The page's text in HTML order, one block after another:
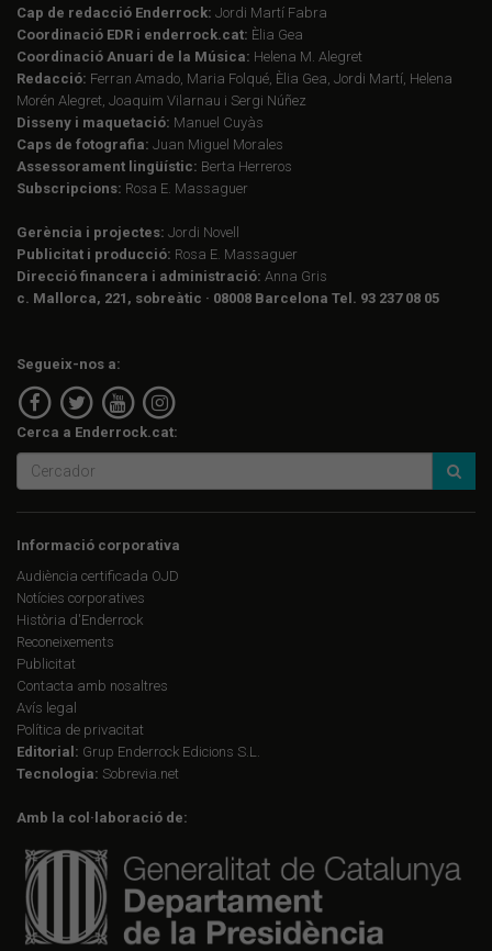
Cap de redacció Enderrock: Jordi Martí Fabra
Coordinació EDR i enderrock.cat: Èlia Gea
Coordinació Anuari de la Música: Helena M. Alegret
Redacció: Ferran Amado, Maria Folqué, Èlia Gea, Jordi Martí, Helena
Morén Alegret, Joaquim Vilarnau i Sergi Núñez
Disseny i maquetació: Manuel Cuyàs
Caps de fotografia: Juan Miguel Morales
Assessorament lingüístic: Berta Herreros
Subscripcions: Rosa E. Massaguer
Gerència i projectes: Jordi Novell
Publicitat i producció: Rosa E. Massaguer
Direcció financera i administració: Anna Gris
c. Mallorca, 221, sobreàtic · 08008 Barcelona Tel. 93 237 08 05
Segueix-nos a:
Cerca a Enderrock.cat:
Informació corporativa
Audiència certificada OJD
Notícies corporatives
Història d'Enderrock
Reconeixements
Publicitat
Contacta amb nosaltres
Avís legal
Política de privacitat
Editorial: Grup Enderrock Edicions S.L.
Tecnologia: Sobrevia.net
Amb la col·laboració de: